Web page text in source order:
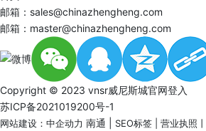
邮箱： sales@chinazhengheng.com
邮箱： master@chinazhengheng.com
Copyright © 2023 vnsr威尼斯城官网登入
苏ICP备2021019200号-1
网站建设：中企动力 南通 SEO标签 营业执照 丨